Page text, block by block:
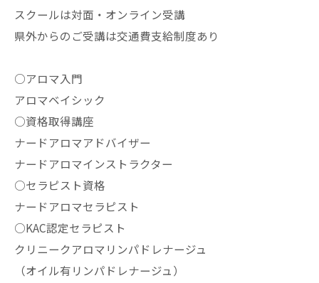
スクールは対面・オンライン受講
県外からのご受講は交通費支給制度あり
○アロマ入門
アロマベイシック
○資格取得講座
ナードアロマアドバイザー
ナードアロマインストラクター
○セラピスト資格
ナードアロマセラピスト
○KAC認定セラピスト
クリニークアロマリンパドレナージュ
（オイル有リンパドレナージュ）